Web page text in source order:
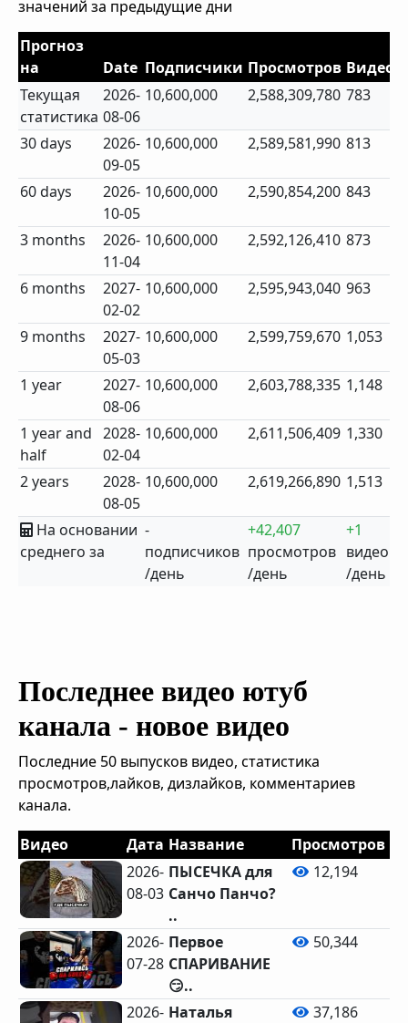
значений за предыдущие дни
Прогноз
на
Date Подписчики Просмотров Видео
Текущая
статистика
2026-
08-06
10,600,000 2,588,309,780 783
30 days
2026-
09-05
10,600,000 2,589,581,990 813
60 days
2026-
10-05
10,600,000 2,590,854,200 843
3 months
2026-
11-04
10,600,000 2,592,126,410 873
6 months
2027-
02-02
10,600,000 2,595,943,040 963
9 months
2027-
05-03
10,600,000 2,599,759,670 1,053
1 year
2027-
08-06
10,600,000 2,603,788,335 1,148
1 year and
half
2028-
02-04
10,600,000 2,611,506,409 1,330
2 years
2028-
08-05
10,600,000 2,619,266,890 1,513
На основании
среднего за
-
подписчиков
/день
+42,407
просмотров
/день
+1
видео
/день
Последнее видео ютуб
канала - новое видео
Последние 50 выпусков видео, статистика
просмотров,лайков, дизлайков, комментариев
канала.
Видео
Дата Название Просмотров
2026-
08-03
ПЫСЕЧКА для
Санчо Панчо?
..
12,194
2026-
07-28
Первое
СПАРИВАНИЕ
😏..
50,344
2026- Наталья
37,186